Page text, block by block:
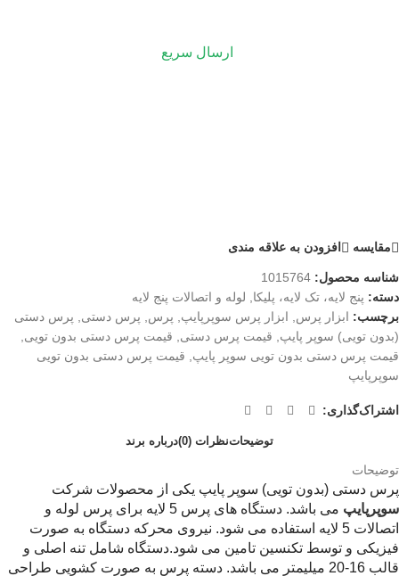
ارسال سریع
مقايسه افزودن به علاقه مندی
شناسه محصول: 1015764
دسته: پنج لایه، تک لایه، پلیکا
لوله و اتصالات پنج لایه
برچسب: ابزار پرس ابزار پرس سوپرپایپ پرس پرس دستی
پرس دستی
(بدون تویی) سوپر پایپ
قیمت پرس دستی قیمت پرس دستی بدون تویی
قیمت پرس دستی بدون تویی سوپر پایپ
قیمت پرس دستی بدون تویی
سوپرپایپ
اشتراک‌گذاری:
توضیحاتنظرات (0) درباره برند
توضیحات
پرس دستی (بدون تویی) سوپر پایپ یکی از محصولات شرکت
سوپرپایپ
می باشد. دستگاه های پرس 5 لایه برای پرس لوله و
اتصالات 5 لایه استفاده می شود. نیروی محرکه دستگاه به صورت
فیزیکی و توسط تکنسین تامین می شود.دستگاه شامل تنه اصلی و
قالب 16-20 میلیمتر می باشد. دسته پرس به صورت کشویی طراحی